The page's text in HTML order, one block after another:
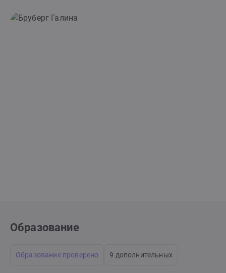
Образование
Образование проверено 9 дополнительных